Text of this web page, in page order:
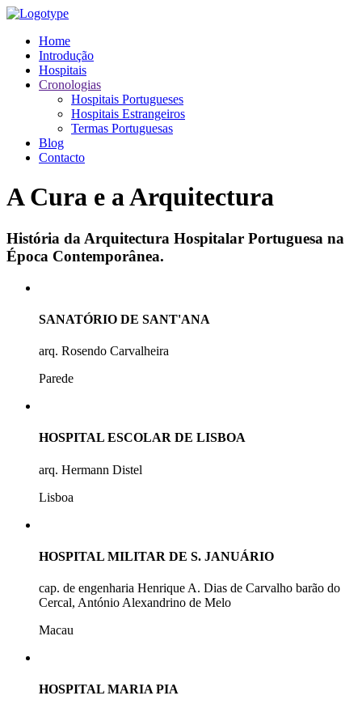
Home
Introdução
Hospitais
Cronologias
Hospitais Portugueses
Hospitais Estrangeiros
Termas Portuguesas
Blog
Contacto
A Cura e a Arquitectura
História da Arquitectura Hospitalar Portuguesa na
Época Contemporânea.
SANATÓRIO DE SANT'ANA
arq. Rosendo Carvalheira
Parede
HOSPITAL ESCOLAR DE LISBOA
arq. Hermann Distel
Lisboa
HOSPITAL MILITAR DE S. JANUÁRIO
cap. de engenharia Henrique A. Dias de Carvalho barão do
Cercal, António Alexandrino de Melo
Macau
HOSPITAL MARIA PIA